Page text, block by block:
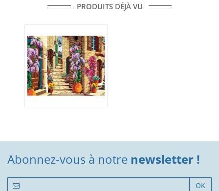
PRODUITS DÉJÀ VU
Abonnez-vous à notre newsletter !
OK